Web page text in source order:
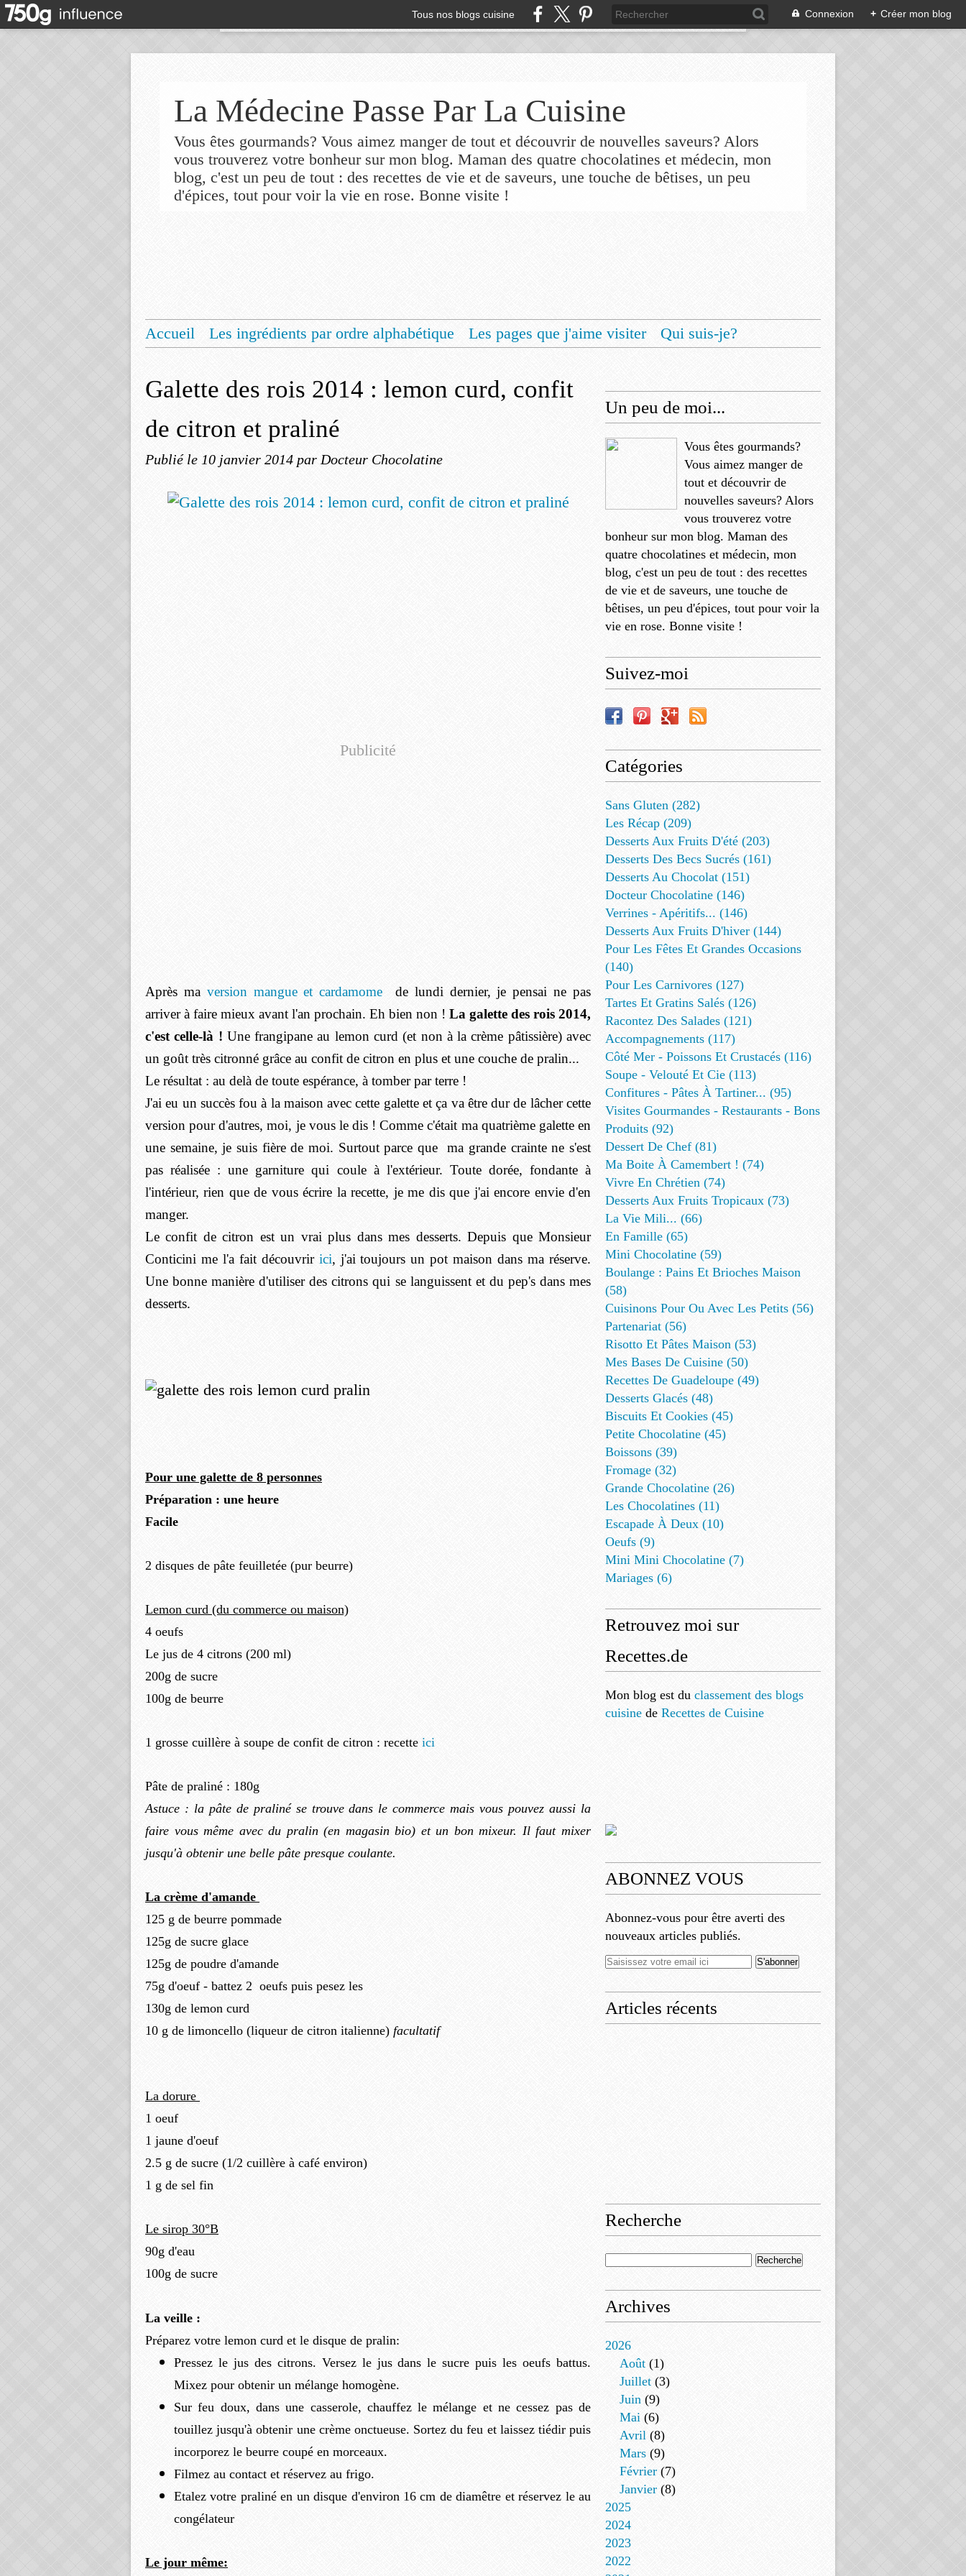
Tous nos blogs cuisine Connexion + Créer mon blog
La Médecine Passe Par La Cuisine
Vous êtes gourmands? Vous aimez manger de tout et découvrir de nouvelles saveurs? Alors
vous trouverez votre bonheur sur mon blog. Maman des quatre chocolatines et médecin, mon
blog, c'est un peu de tout : des recettes de vie et de saveurs, une touche de bêtises, un peu
d'épices, tout pour voir la vie en rose. Bonne visite !
Accueil Les ingrédients par ordre alphabétique Les pages que j'aime visiter
Qui suis-je?
Galette des rois 2014 : lemon curd, confit
de citron et praliné
Publié le 10 janvier 2014 par Docteur Chocolatine
Publicité
Après ma version mangue et cardamome
de lundi dernier, je pensai ne pas
arriver à faire mieux avant l'an prochain. Eh bien non ! La galette des rois 2014,
c'est celle-là ! Une frangipane au lemon curd (et non à la crème pâtissière) avec
un goût très citronné grâce au confit de citron en plus et une couche de pralin...
Le résultat : au delà de toute espérance, à tomber par terre !
J'ai eu un succès fou à la maison avec cette galette et ça va être dur de lâcher cette
version pour d'autres, moi, je vous le dis ! Comme c'était ma quatrième galette en
une semaine, je suis fière de moi. Surtout parce que ma grande crainte ne s'est
pas réalisée : une garniture qui coule à l'extérieur. Toute dorée, fondante à
l'intérieur, rien que de vous écrire la recette, je me dis que j'ai encore envie d'en
manger.
Le confit de citron est un vrai plus dans mes desserts. Depuis que Monsieur
Conticini me l'a fait découvrir ici, j'ai toujours un pot maison dans ma réserve.
Une bonne manière d'utiliser des citrons qui se languissent et du pep's dans mes
desserts.
Pour une galette de 8 personnes
Préparation : une heure
Facile
2 disques de pâte feuilletée (pur beurre)
Lemon curd (du commerce ou maison)
4 oeufs
Le jus de 4 citrons (200 ml)
200g de sucre
100g de beurre
1 grosse cuillère à soupe de confit de citron : recette ici
Pâte de praliné : 180g
Astuce : la pâte de praliné se trouve dans le commerce mais vous pouvez aussi la
faire vous même avec du pralin (en magasin bio) et un bon mixeur. Il faut mixer
jusqu'à obtenir une belle pâte presque coulante.
La crème d'amande
125 g de beurre pommade
125g de sucre glace
125g de poudre d'amande
75g d'oeuf - battez 2 oeufs puis pesez les
130g de lemon curd
10 g de limoncello (liqueur de citron italienne) facultatif
La dorure
1 oeuf
1 jaune d'oeuf
2.5 g de sucre (1/2 cuillère à café environ)
1 g de sel fin
Le sirop 30°B
90g d'eau
100g de sucre
La veille :
Préparez votre lemon curd et le disque de pralin:
Pressez le jus des citrons. Versez le jus dans le sucre puis les oeufs battus.
Mixez pour obtenir un mélange homogène.
Sur feu doux, dans une casserole, chauffez le mélange et ne cessez pas de
touillez jusqu'à obtenir une crème onctueuse. Sortez du feu et laissez tiédir puis
incorporez le beurre coupé en morceaux.
Filmez au contact et réservez au frigo.
Etalez votre praliné en un disque d'environ 16 cm de diamêtre et réservez le au
congélateur
Le jour même:
Un peu de moi...
Vous êtes gourmands?
Vous aimez manger de
tout et découvrir de
nouvelles saveurs? Alors
vous trouverez votre
bonheur sur mon blog. Maman des
quatre chocolatines et médecin, mon
blog, c'est un peu de tout : des recettes
de vie et de saveurs, une touche de
bêtises, un peu d'épices, tout pour voir la
vie en rose. Bonne visite !
Suivez-moi
Catégories
Sans Gluten (282)
Les Récap (209)
Desserts Aux Fruits D'été (203)
Desserts Des Becs Sucrés (161)
Desserts Au Chocolat (151)
Docteur Chocolatine (146)
Verrines - Apéritifs... (146)
Desserts Aux Fruits D'hiver (144)
Pour Les Fêtes Et Grandes Occasions
(140)
Pour Les Carnivores (127)
Tartes Et Gratins Salés (126)
Racontez Des Salades (121)
Accompagnements (117)
Côté Mer - Poissons Et Crustacés (116)
Soupe - Velouté Et Cie (113)
Confitures - Pâtes À Tartiner... (95)
Visites Gourmandes - Restaurants - Bons
Produits (92)
Dessert De Chef (81)
Ma Boite À Camembert ! (74)
Vivre En Chrétien (74)
Desserts Aux Fruits Tropicaux (73)
La Vie Mili... (66)
En Famille (65)
Mini Chocolatine (59)
Boulange : Pains Et Brioches Maison
(58)
Cuisinons Pour Ou Avec Les Petits (56)
Partenariat (56)
Risotto Et Pâtes Maison (53)
Mes Bases De Cuisine (50)
Recettes De Guadeloupe (49)
Desserts Glacés (48)
Biscuits Et Cookies (45)
Petite Chocolatine (45)
Boissons (39)
Fromage (32)
Grande Chocolatine (26)
Les Chocolatines (11)
Escapade À Deux (10)
Oeufs (9)
Mini Mini Chocolatine (7)
Mariages (6)
Retrouvez moi sur
Recettes.de
Mon blog est du classement des blogs
cuisine de Recettes de Cuisine
ABONNEZ VOUS
Abonnez-vous pour être averti des
nouveaux articles publiés.
Articles récents
Recherche
Archives
2026
Août (1)
Juillet (3)
Juin (9)
Mai (6)
Avril (8)
Mars (9)
Février (7)
Janvier (8)
2025
2024
2023
2022